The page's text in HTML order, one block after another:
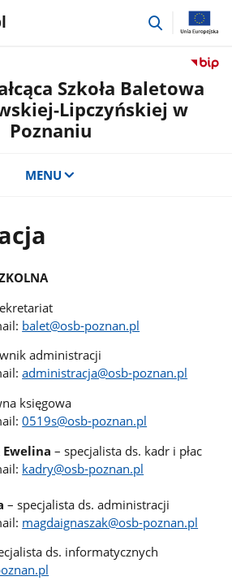
przejdź
Szkoła Baletowa
Lipczyńskiej w
Poznaniu
MENU
balet@osb-poznan.pl
administracji
administracja@osb-poznan.pl
księgowa
0519s@osb-poznan.pl
Ewelina – specjalista ds. kadr i płac
kadry@osb-poznan.pl
– specjalista ds. administracji
magdaignaszak@osb-poznan.pl
ds. informatycznych